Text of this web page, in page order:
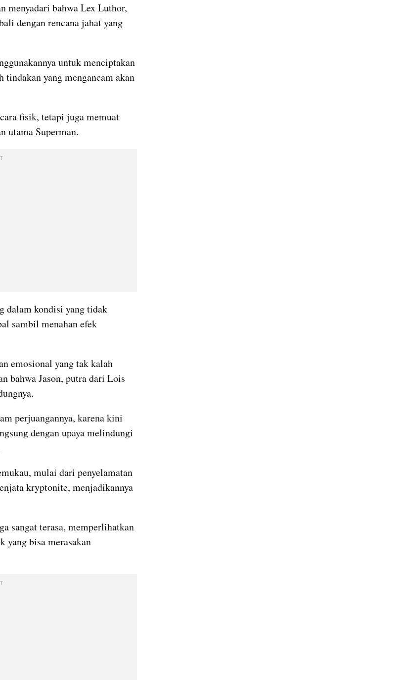
menyadari bahwa Lex Luthor,
dengan rencana jahat yang
untuk menciptakan
yang mengancam akan
fisik, tetapi juga memuat
utama Superman.
dalam kondisi yang tidak
sambil menahan efek
emosional yang tak kalah
bahwa Jason, putra dari Lois
perjuangannya, karena kini
dengan upaya melindungi
mulai dari penyelamatan
kryptonite, menjadikannya
sangat terasa, memperlihatkan
yang bisa merasakan